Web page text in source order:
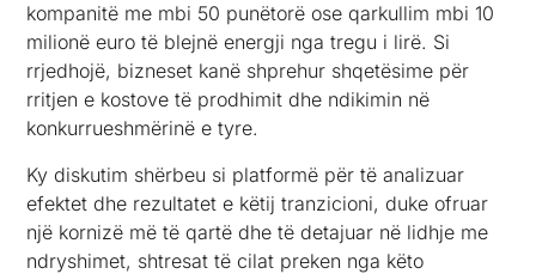
kompanitë me mbi 50 punëtorë ose qarkullim mbi 10
milionë euro të blejnë energji nga tregu i lirë. Si
rrjedhojë, bizneset kanë shprehur shqetësime për
rritjen e kostove të prodhimit dhe ndikimin në
konkurrueshmërinë e tyre.
Ky diskutim shërbeu si platformë për të analizuar
efektet dhe rezultatet e këtij tranzicioni, duke ofruar
një kornizë më të qartë dhe të detajuar në lidhje me
ndryshimet, shtresat të cilat preken nga këto